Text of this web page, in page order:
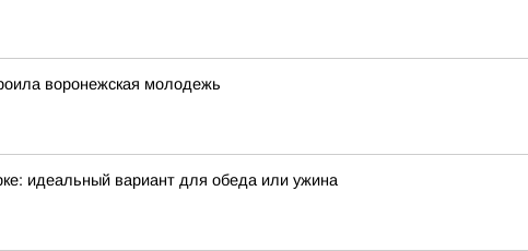
воронежская молодежь
идеальный вариант для обеда или ужина